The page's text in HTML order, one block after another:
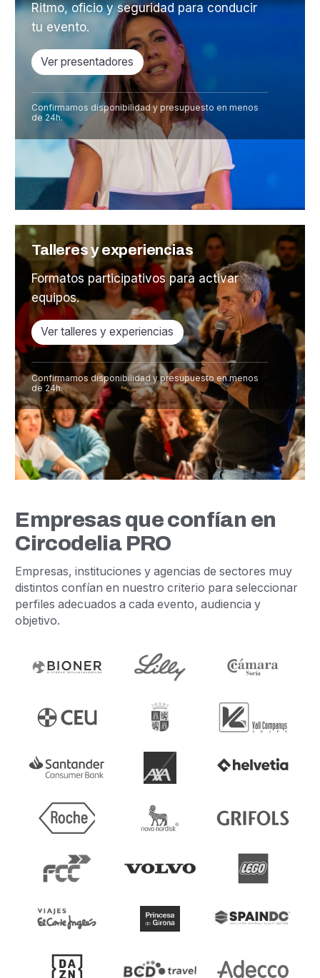
Ritmo, oficio y seguridad para conducir
tu evento.
Ver presentadores
Confirmamos disponibilidad y presupuesto en menos
de 24h.
Talleres y experiencias
Formatos participativos para activar
equipos.
Ver talleres y experiencias
Confirmamos disponibilidad y presupuesto en menos
de 24h.
Empresas que confían en
Circodelia PRO
Empresas, instituciones y agencias de sectores muy
distintos confían en nuestro criterio para seleccionar
perfiles adecuados a cada evento, audiencia y
objetivo.